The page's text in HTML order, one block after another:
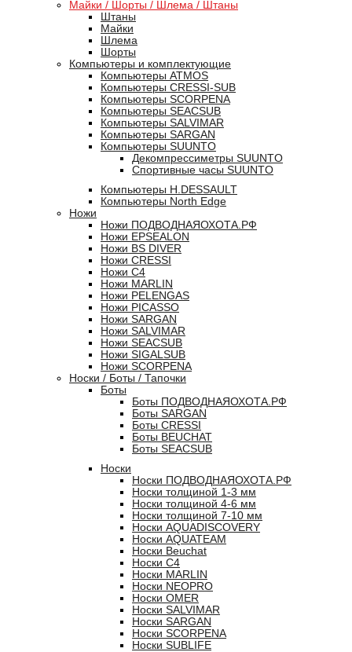
Майки / Шорты / Шлема / Штаны
Штаны
Майки
Шлема
Шорты
Компьютеры и комплектующие
Компьютеры ATMOS
Компьютеры CRESSI-SUB
Компьютеры SCORPENA
Компьютеры SEACSUB
Компьютеры SALVIMAR
Компьютеры SARGAN
Компьютеры SUUNTO
Декомпрессиметры SUUNTO
Спортивные часы SUUNTO
Компьютеры H.DESSAULT
Компьютеры North Edge
Ножи
Ножи ПОДВОДНАЯОХОТА.РФ
Ножи EPSEALON
Ножи BS DIVER
Ножи CRESSI
Ножи C4
Ножи MARLIN
Ножи PELENGAS
Ножи PICASSO
Ножи SARGAN
Ножи SALVIMAR
Ножи SEACSUB
Ножи SIGALSUB
Ножи SCORPENA
Носки / Боты / Тапочки
Боты
Боты ПОДВОДНАЯОХОТА.РФ
Боты SARGAN
Боты CRESSI
Боты BEUCHAT
Боты SEACSUB
Носки
Носки ПОДВОДНАЯОХОТА.РФ
Носки толщиной 1-3 мм
Носки толщиной 4-6 мм
Носки толщиной 7-10 мм
Носки AQUADISCOVERY
Носки AQUATEAM
Носки Beuchat
Носки C4
Носки MARLIN
Носки NEOPRO
Носки OMER
Носки SALVIMAR
Носки SARGAN
Носки SCORPENA
Носки SUBLIFE